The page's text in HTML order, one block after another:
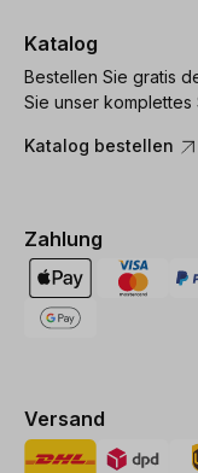
Katalog
Bestellen Sie gratis
Sie unser komplettes
Katalog bestellen
Zahlung
Versand